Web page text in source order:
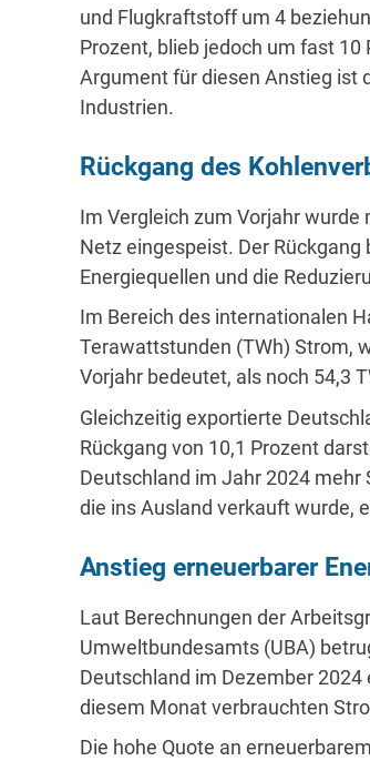
und Flugkraftstoff um 4
Prozent, blieb jedoch um fast
Argument für diesen Anstieg ist
Industrien.
Rückgang des
Im Vergleich zum Vorjahr
Netz eingespeist. Der
Energiequellen und die
Im Bereich des internationalen
Terawattstunden (TWh) Strom,
Vorjahr bedeutet, als noch 54,3
Gleichzeitig exportierte
Rückgang von 10,1 Prozent
Deutschland im Jahr 2024
die ins Ausland verkauft wurde,
Anstieg erneuerbarer
Laut Berechnungen der
Umweltbundesamts (UBA)
Deutschland im Dezember
diesem Monat verbrauchten
Die hohe Quote an